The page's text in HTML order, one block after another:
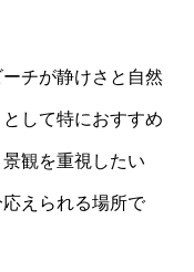
チが静けさと自然
して特におすすめ
観を重視したい
えられる場所で